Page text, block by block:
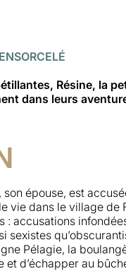
Résine, la
dans leurs
épouse, est
vie dans le village
: accusations
Pélagie, la
d’échapper au